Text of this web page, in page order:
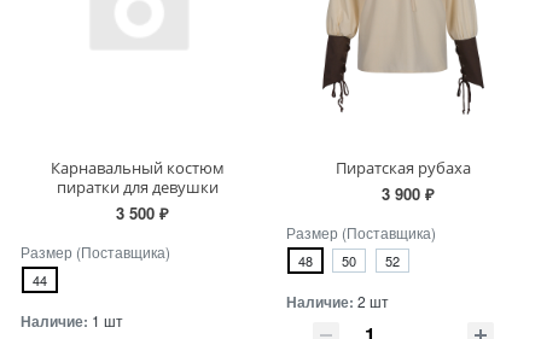
Карнавальный костюм
пиратки для девушки
3 500 ₽
Размер (Поставщика)
44
Наличие: 1 шт
Пиратская рубаха
3 900 ₽
Размер (Поставщика)
48 50 52
Наличие: 2 шт